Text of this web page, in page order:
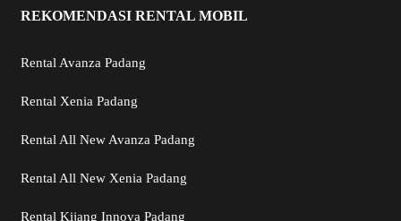
REKOMENDASI RENTAL MOBIL
Rental Avanza Padang
Rental Xenia Padang
Rental All New Avanza Padang
Rental All New Xenia Padang
Rental Kijang Innova Padang